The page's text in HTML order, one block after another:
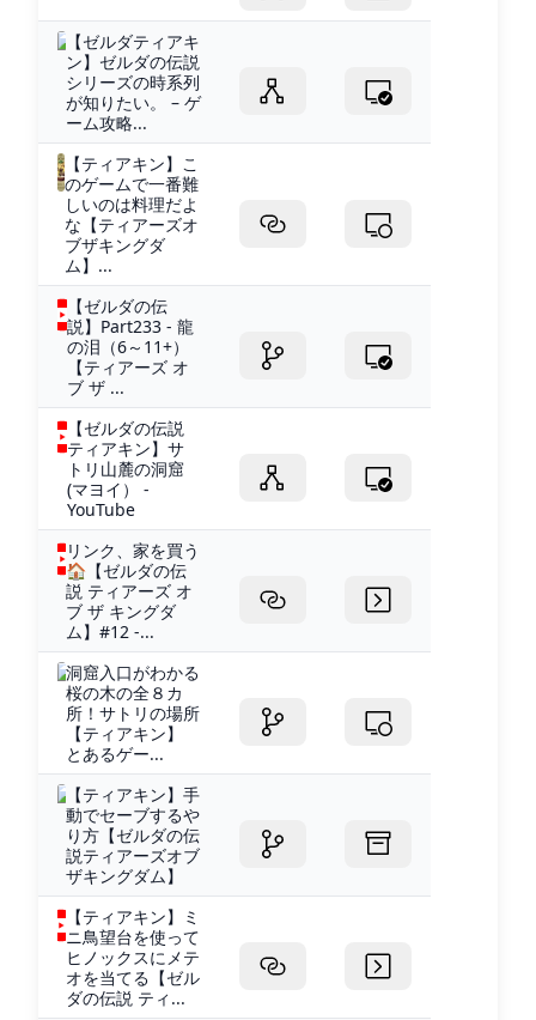
【ゼルダティアキ
ン】ゼルダの伝説
シリーズの時系列
が知りたい。 – ゲ
ーム攻略...
【ティアキン】こ
のゲームで一番難
しいのは料理だよ
な【ティアーズオ
ブザキングダ
ム】...
【ゼルダの伝
説】Part233 - 龍
の泪（6～11+）
【ティアーズ オ
ブ ザ ...
【ゼルダの伝説
ティアキン】サ
トリ山麓の洞窟
(マヨイ） -
YouTube
リンク、家を買う
🏠【ゼルダの伝
説 ティアーズ オ
ブ ザ キングダ
ム】#12 -...
洞窟入口がわかる
桜の木の全８カ
所！サトリの場所
【ティアキン】
とあるゲー...
【ティアキン】手
動でセーブするや
り方【ゼルダの伝
説ティアーズオブ
ザキングダム】
【ティアキン】ミ
ニ鳥望台を使って
ヒノックスにメテ
オを当てる【ゼル
ダの伝説 ティ...